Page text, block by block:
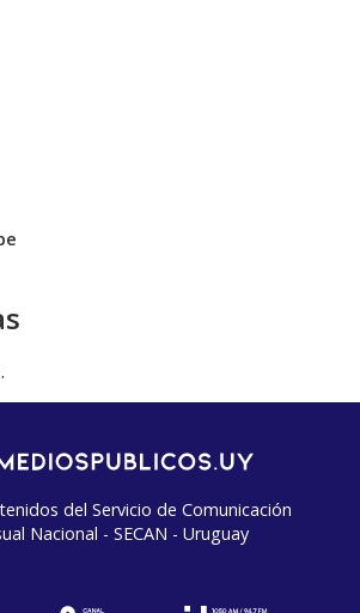
del Servicio de Comunicación
Nacional - SECAN - Uruguay